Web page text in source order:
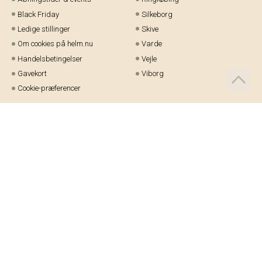
Black Friday
Ledige stillinger
Om cookies på helm.nu
Handelsbetingelser
Gavekort
Cookie-præferencer
Silkeborg
Skive
Varde
Vejle
Viborg